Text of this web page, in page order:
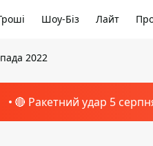
Шоу-Біз Лайт
2022
🔴 Ракетний удар 5